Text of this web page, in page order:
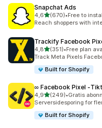
Snapchat Ads
4,6av 5 stjerner
(670)
Totalt 670 omtaler
•Free to
Reach shoppers with
Trackify Facebook
4,8av 5 stjerner
(351)
Totalt 351 omtaler
•Free plan
Track Meta Pixels
Built for Shopify
∞ Facebook Pixel
4,9av 5 stjerner
(249)
Totalt 249 omtaler
•Gratis
Serversidesporing for
Built for Shopify